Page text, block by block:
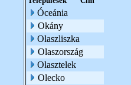
Óceánia
Okány
Olaszliszka
Olaszország
Olasztelek
Olecko